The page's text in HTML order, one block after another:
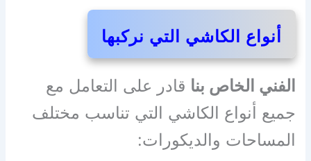
أنواع الكاشي التي نركبها
الفني الخاص بنا قادر على التعامل مع
جميع أنواع الكاشي التي تناسب مختلف
المساحات والديكورات: